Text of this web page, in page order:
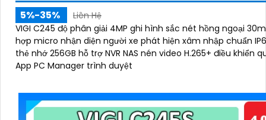
5%-35%
Liên Hệ
VIGI C245 độ phân giải 4MP ghi hình sắc nét hồng ngoại
hợp micro nhận diện người xe phát hiện xâm nhập chuẩn
thẻ nhớ 256GB hỗ trợ NVR NAS nén video H.265+ điều khiển
App PC Manager trình duyệt